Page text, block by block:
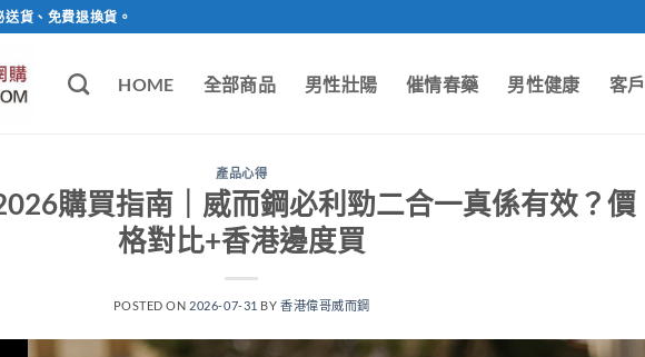
貨、免費退換貨。
HOME 全部商品 男性壯陽 催情春藥 男性健康 客
產品心得
購買指南｜威而鋼必利勁二合一真係有效？價
格對比+香港邊度買
POSTED ON 2026-07-31 BY香港偉哥威而鋼